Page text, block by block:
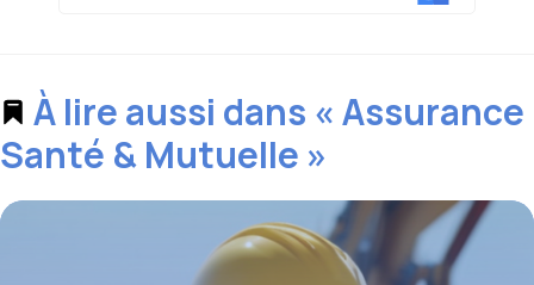
À lire aussi dans « Assurance
Santé & Mutuelle »